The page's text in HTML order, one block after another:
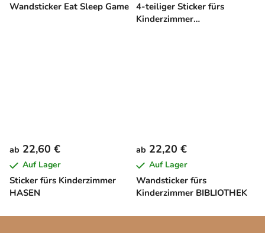
Wandsticker Eat Sleep Game 4-teiliger Sticker fürs
Kinderzimmer
Sticker fürs Kinderzimmer
HASEN
ab 22,60 €
Auf Lager
Wandsticker fürs
Kinderzimmer BIBLIOTHEK
ab 22,20 €
Auf Lager